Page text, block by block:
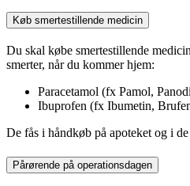
Køb smertestillende medicin
Du skal købe smertestillende
smerter, når du kommer hjem:
Paracetamol (fx Pamol,
Ibuprofen (fx Ibumetin,
De fås i håndkøb på apoteket og i
Pårørende på operationsdagen